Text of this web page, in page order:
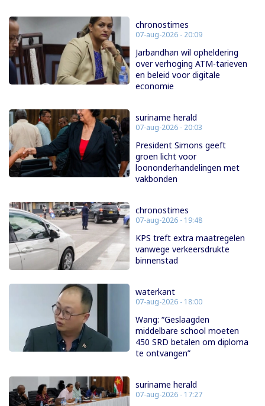
chronostimes
07-aug-2026 - 20:09
Jarbandhan wil opheldering
over verhoging ATM-tarieven
en beleid voor digitale
economie
suriname herald
07-aug-2026 - 20:03
President Simons geeft
groen licht voor
loononderhandelingen met
vakbonden
chronostimes
07-aug-2026 - 19:48
KPS treft extra maatregelen
vanwege verkeersdrukte
binnenstad
waterkant
07-aug-2026 - 18:00
Wang: “Geslaagden
middelbare school moeten
450 SRD betalen om diploma
te ontvangen”
suriname herald
07-aug-2026 - 17:27